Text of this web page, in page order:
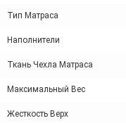
Тип Матраса
Наполнители
Ткань Чехла Матраса
Максимальный Вес
Жесткость Верх